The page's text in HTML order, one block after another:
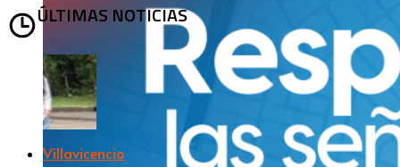
ÚLTIMAS NOTICIAS
Villavicencio